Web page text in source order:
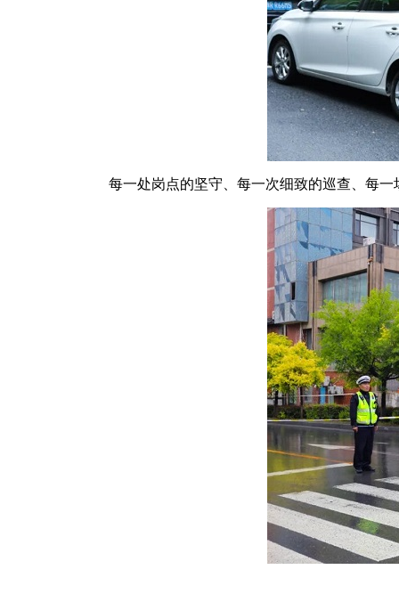
每一处岗点的坚守、每一次细致的巡查、每一